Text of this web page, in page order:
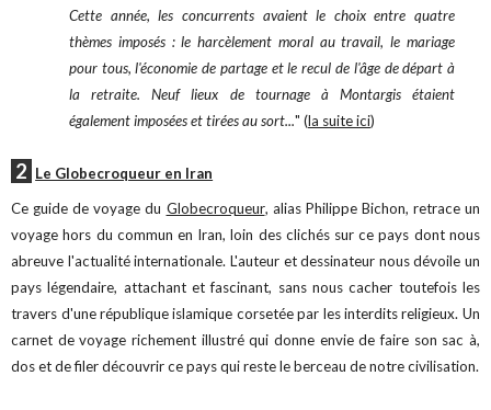
Cette année, les concurrents avaient le choix entre quatre
thèmes imposés : le harcèlement moral au travail, le mariage
pour tous, l'économie de partage et le recul de l'âge de départ à
la retraite. Neuf lieux de tournage à Montargis étaient
également imposées et tirées au sort..." (la suite ici)
2 Le Globecroqueur en Iran
Ce guide de voyage du Globecroqueur, alias Philippe Bichon, retrace un
voyage hors du commun en Iran, loin des clichés sur ce pays dont nous
abreuve l'actualité internationale. L'auteur et dessinateur nous dévoile un
pays légendaire, attachant et fascinant, sans nous cacher toutefois les
travers d'une république islamique corsetée par les interdits religieux. Un
carnet de voyage richement illustré qui donne envie de faire son sac à,
dos et de filer découvrir ce pays qui reste le berceau de notre civilisation.